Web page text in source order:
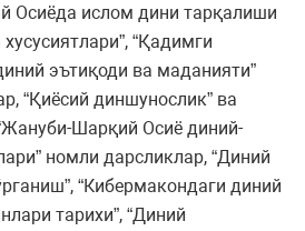
Осиёда ислом дини тарқалиши
“Қадимги
эътиқоди ва маданияти”
“Қиёсий диншунослик” ва
Шарқий Осиё диний-
номли дарсликлар, “Диний
“Кибермакондаги диний
тарихи”, “Диний